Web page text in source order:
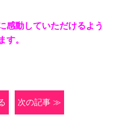
感動していただけるよう
す。
次の記事 ≫